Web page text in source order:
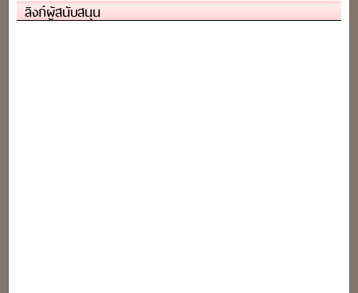
ลิงก์ผู้สนับสนุน